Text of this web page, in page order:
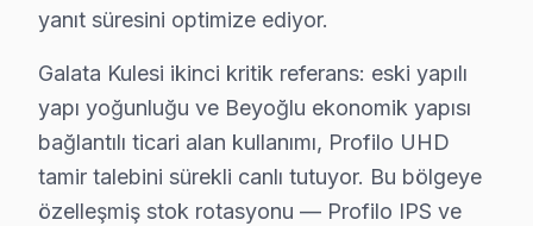
Beyoğlu'de Profilo TV: Kuşaklar Arası
Beyoğlu bölgesinde, Profilo TV kullanıcıları
İkinci olarak, “anakart arızası” sorununu ele alalım.
Üçüncü sorun “güç kartı arızası” olarak
Dördüncü sıklıkla rastlanan sorun ise “backlight
yanıt süresini optimize ediyor.
Galata Kulesi ikinci kritik referans: eski yapılı
yapı yoğunluğu ve Beyoğlu ekonomik yapısı
bağlantılı ticari alan kullanımı, Profilo UHD
tamir talebini sürekli canlı tutuyor. Bu bölgeye
özelleşmiş stok rotasyonu — Profilo IPS ve